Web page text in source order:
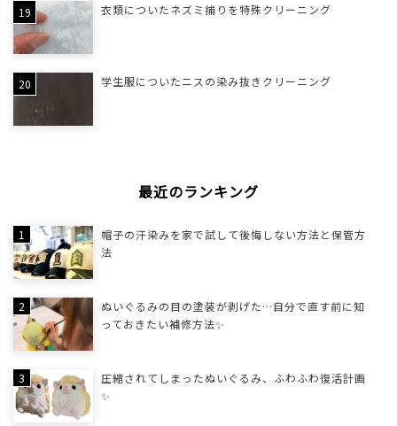
衣類についたネズミ捕りを特殊クリーニング
学生服についたニスの染み抜きクリーニング
最近のランキング
帽子の汗染みを家で試して後悔しない方法と保管方
法
ぬいぐるみの目の塗装が剥げた…自分で直す前に知
っておきたい補修方法✨
圧縮されてしまったぬいぐるみ、ふわふわ復活計画
✨